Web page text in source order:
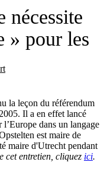
nécessite
» pour les
la leçon du référendum
Il a en effet lancé
dans un langage
est maire de
maire d'Utrecht pendant
cet entretien, cliquez ici.